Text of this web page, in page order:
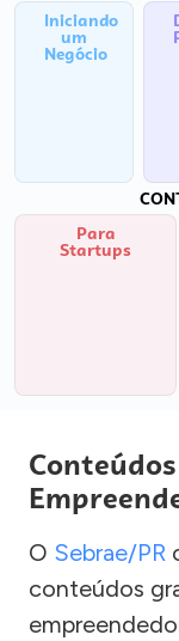
Iniciando
um
Negócio
Para
Startups
O Sebrae/PR
conteúdos